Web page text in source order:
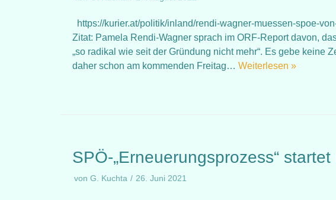
https://kurier.at/politik/inland/rendi-wagner-muessen-spoe-
Zitat: Pamela Rendi-Wagner sprach im ORF-Report davon,
„so radikal wie seit der Gründung nicht mehr“. Es gebe keine
daher schon am kommenden Freitag… Weiterlesen »
SPÖ-„Erneuerungsprozess“
von G. Kuchta 26. Juni 2021